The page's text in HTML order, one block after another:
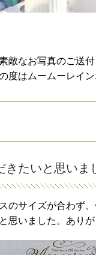
敵なお写真のご送
度はムームーレイ
きたいと思いま
のサイズが合わず
思いました。あり